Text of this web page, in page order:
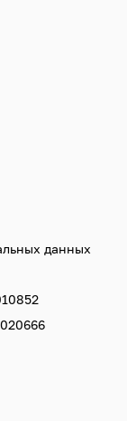
данных